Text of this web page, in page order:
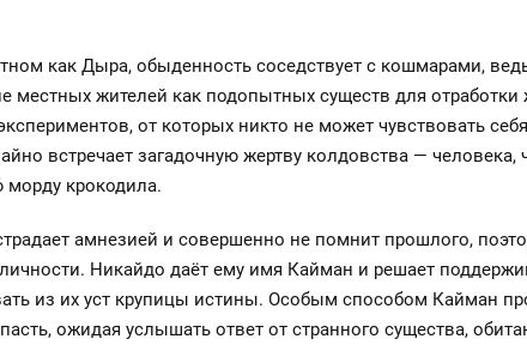
как Дыра, обыденность соседствует с кошмарами,
местных жителей как подопытных существ для
от которых никто не может чувствовать
встречает загадочную жертву колдовства —
крокодила.
амнезией и совершенно не помнит прошлого,
Никайдо даёт ему имя Кайман и решает
из их уст крупицы истины. Особым способом Кайман
ожидая услышать ответ от странного существа,